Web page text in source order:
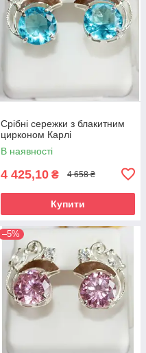
Срібні сережки з блакитним
цирконом Карлі
В наявності
4 425,10 ₴ 4 658 ₴
Купити
–5%